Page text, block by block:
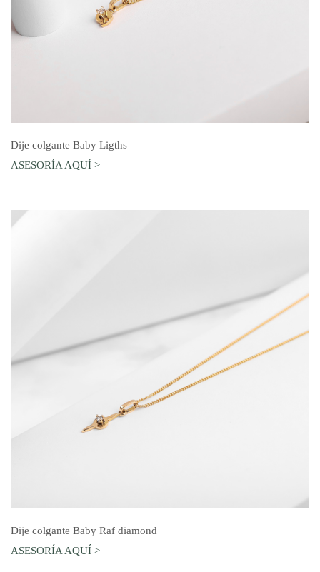
AGREGAR AL CARRO
Dije colgante Baby Ligths
ASESORÍA AQUÍ >
AGREGAR AL CARRO
Dije colgante Baby Raf diamond
ASESORÍA AQUÍ >